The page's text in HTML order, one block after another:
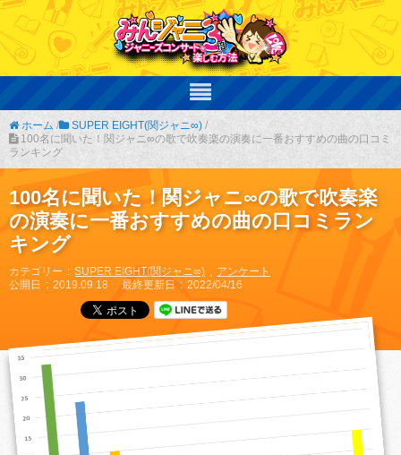
ホーム / SUPER EIGHT(関ジャニ∞) /
100名に聞いた！関ジャニ∞の歌で吹奏楽の演奏に一番おすすめの曲の口コミ
ランキング
100名に聞いた！関ジャニ∞の歌で吹奏楽
の演奏に一番おすすめの曲の口コミラン
キング
カテゴリー SUPER EIGHT(関ジャニ∞)
アンケート
公開日
2019.09.18 最終更新日 2022/04/16